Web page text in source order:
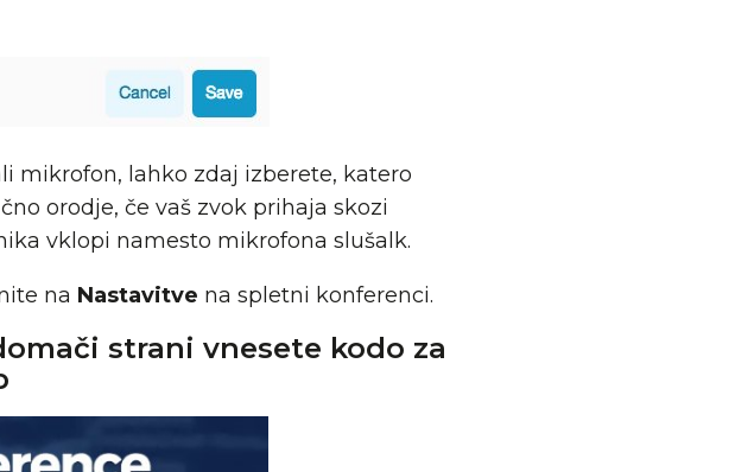
mikrofon, lahko zdaj izberete, katero
orodje, če vaš zvok prihaja skozi
vklopi namesto mikrofona slušalk.
na Nastavitve na spletni konferenci.
strani vnesete kodo za